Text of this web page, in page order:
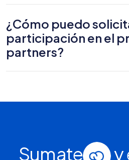
¿Cómo puedo
participación en el
partners?
Sumate
y